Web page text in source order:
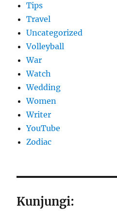
Tips
Travel
Uncategorized
Volleyball
War
Watch
Wedding
Women
Writer
YouTube
Zodiac
Kunjungi: